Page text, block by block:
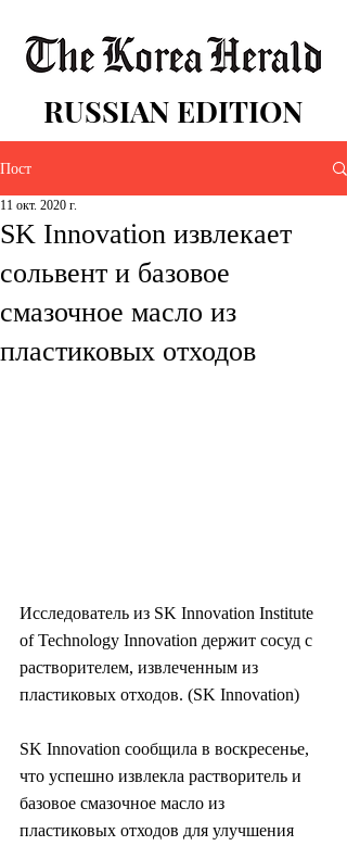
RUSSIAN EDITION
Пост
SK Innovation извлекает
сольвент и базовое
смазочное масло из
пластиковых отходов
11 окт. 2020 г.
Исследователь из SK Innovation Institute
of Technology Innovation держит сосуд с
растворителем, извлеченным из
пластиковых отходов. (SK Innovation)
SK Innovation сообщила в воскресенье,
что успешно извлекла растворитель и
базовое смазочное масло из
пластиковых отходов для улучшения